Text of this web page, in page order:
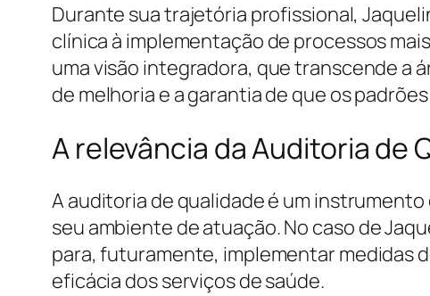
Durante sua trajetória profissional,
clínica à implementação de processos
uma visão integradora, que transcende a
de melhoria e a garantia de que os
A relevância da Auditoria de
A auditoria de qualidade é um
seu ambiente de atuação. No caso de
para, futuramente, implementar medidas
eficácia dos serviços de saúde.